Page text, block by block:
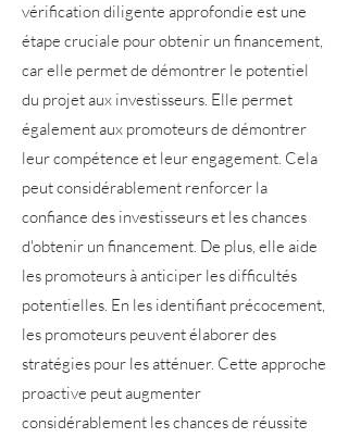
vérification diligente approfondie est une
étape cruciale pour obtenir un financement,
car elle permet de démontrer le potentiel
du projet aux investisseurs. Elle permet
également aux promoteurs de démontrer
leur compétence et leur engagement. Cela
peut considérablement renforcer la
confiance des investisseurs et les chances
d'obtenir un financement. De plus, elle aide
les promoteurs à anticiper les difficultés
potentielles. En les identifiant précocement,
les promoteurs peuvent élaborer des
stratégies pour les atténuer. Cette approche
proactive peut augmenter
considérablement les chances de réussite